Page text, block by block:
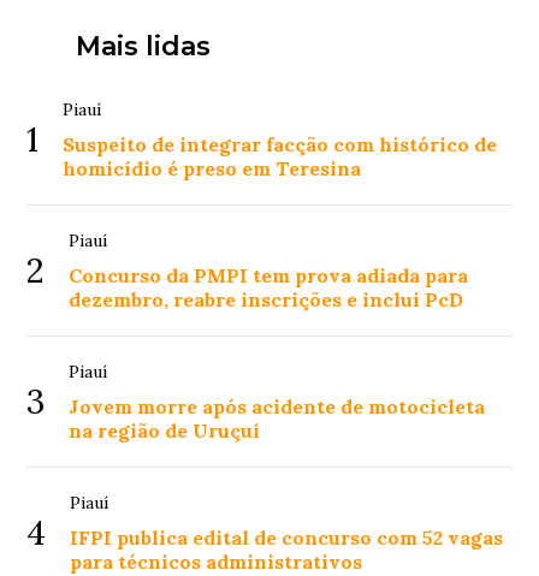
Mais lidas
1
Piauí
Suspeito de integrar facção com histórico de
homicídio é preso em Teresina
2
Piauí
Concurso da PMPI tem prova adiada para
dezembro, reabre inscrições e inclui PcD
3
Piauí
Jovem morre após acidente de motocicleta
na região de Uruçuí
4
Piauí
IFPI publica edital de concurso com 52 vagas
para técnicos administrativos